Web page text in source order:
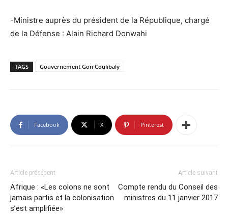
-Ministre auprès du président de la République, chargé
de la Défense : Alain Richard Donwahi
TAGS Gouvernement Gon Coulibaly
Facebook X Pinterest
Article précédent
Afrique : «Les colons ne sont
jamais partis et la colonisation
s’est amplifiée»
Article suivant
Compte rendu du Conseil des
ministres du 11 janvier 2017